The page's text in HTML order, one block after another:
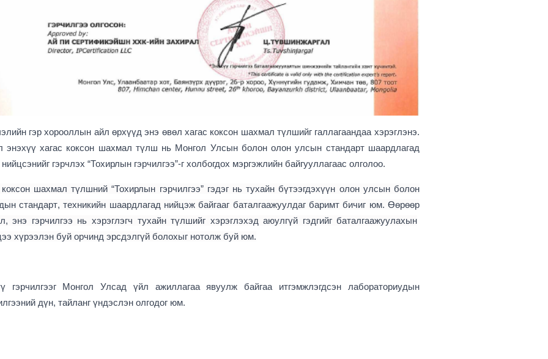
гэр хорооллын айл өрхүүд энэ өвөл хагас коксон шахмал түлшийг галлагаандаа хэрэглэнэ.
энэхүү хагас коксон шахмал түлш нь Монгол Улсын болон олон улсын стандарт шаардлагад
гэрчлэх “Тохирлын гэрчилгээ”-г холбогдох мэргэжлийн байгууллагаас олголоо.
шахмалтүлшний“Тохирлын гэрчилгээ”гэдэг нь тухайн бүтээгдэхүүн олон улсынболон
стандарт, техникийн шаардлагад нийцэж байгааг баталгаажуулдаг баримт бичиг юм. Өөрөөр
энэ гэрчилгээ нь хэрэглэгч тухайн түлшийг хэрэглэхэд аюулгүй гэдгийг баталгаажуулахын
хүрээлэн буй орчинд эрсдэлгүй болохыг нотолж буй юм.
гэрчилгээг Монгол Улсад үйл ажиллагаа явуулж байгаа итгэмжлэгдсэн лабораториудын
дүн, тайланг үндэслэн олгодог юм.